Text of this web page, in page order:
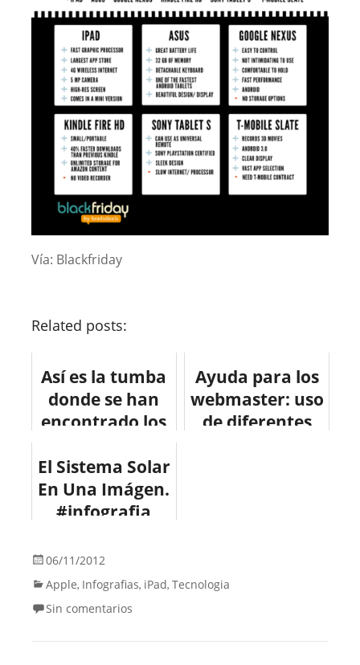
Vía: Blackfriday
Related posts:
Así es la tumba
donde se han
encontrado los
Cervantes
Ayuda para los
webmaster: uso
de diferentes
El Sistema Solar
En Una Imágen.
#infografia
#naturaleza
06/11/2012
Apple, Infografias, iPad, Tecnologia
Sin comentarios